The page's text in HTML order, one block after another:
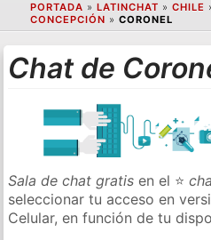
PORTADA » LATINCHAT » CHILE
CONCEPCIÓN » CORONEL
Chat de
Sala de chat gratis en el ⭐
seleccionar tu acceso en
Celular, en función de tu